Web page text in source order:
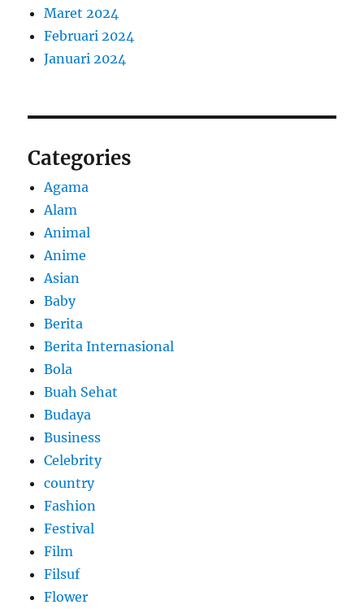
Maret 2024
Februari 2024
Januari 2024
Categories
Agama
Alam
Animal
Anime
Asian
Baby
Berita
Berita Internasional
Bola
Buah Sehat
Budaya
Business
Celebrity
country
Fashion
Festival
Film
Filsuf
Flower